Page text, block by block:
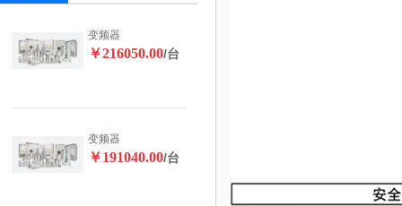
变频器
￥216050.00/台
变频器
￥191040.00/台